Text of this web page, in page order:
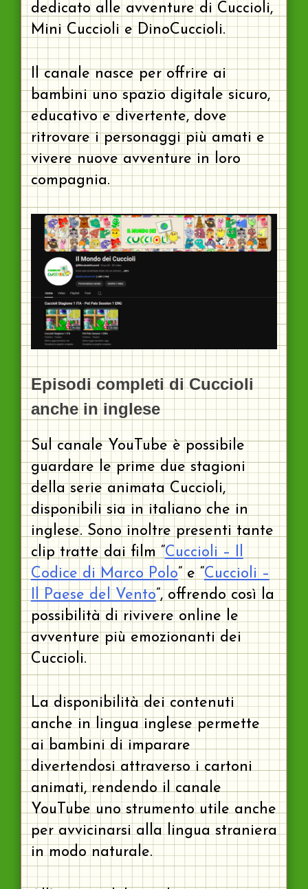
dedicato alle avventure di Cuccioli,
Mini Cuccioli e DinoCuccioli.
Il canale nasce per offrire ai
bambini uno spazio digitale sicuro,
educativo e divertente, dove
ritrovare i personaggi più amati e
vivere nuove avventure in loro
compagnia.
Episodi completi di Cuccioli
anche in inglese
Sul canale YouTube è possibile
guardare le prime due stagioni
della serie animata Cuccioli,
disponibili sia in italiano che in
inglese. Sono inoltre presenti tante
clip tratte dai film “Cuccioli – Il
Codice di Marco Polo” e “Cuccioli –
Il Paese del Vento”, offrendo così la
possibilità di rivivere online le
avventure più emozionanti dei
Cuccioli.
La disponibilità dei contenuti
anche in lingua inglese permette
ai bambini di imparare
divertendosi attraverso i cartoni
animati, rendendo il canale
YouTube uno strumento utile anche
per avvicinarsi alla lingua straniera
in modo naturale.